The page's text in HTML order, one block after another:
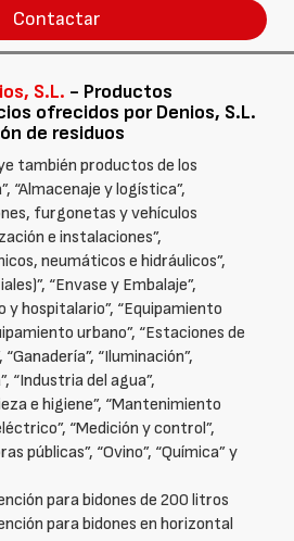
Contactar
S.L. - Productos
ofrecidos por Denios, S.L.
de residuos
también productos de los
“Almacenaje y logística”,
furgonetas y vehículos
e instalaciones”,
neumáticos e hidráulicos”,
“Envase y Embalaje”,
y hospitalario”, “Equipamiento
urbano”, “Estaciones de
“Iluminación”,
“Industria del agua”,
e higiene”, “Mantenimiento
“Medición y control”,
públicas”, “Ovino”, “Química” y
para bidones de 200 litros
para bidones en horizontal